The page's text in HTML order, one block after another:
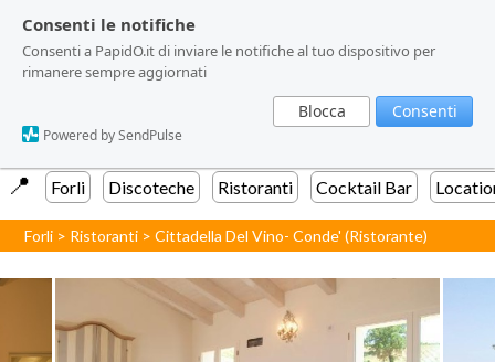
Consenti le notifiche
Consenti a PapidO.it di inviare le notifiche al tuo dispositivo per
rimanere sempre aggiornati
Blocca Consenti
Powered by SendPulse
Consenti le notifiche
Consenti a PapidO.it di inviare le notifiche al tuo dispositivo per
rimanere sempre aggiornati
Blocca Consenti
Powered by SendPulse
📍️ Forli Discoteche Ristoranti Cocktail Bar
Forli > Ristoranti >Cittadella Del Vino- Conde' (Ristorante)